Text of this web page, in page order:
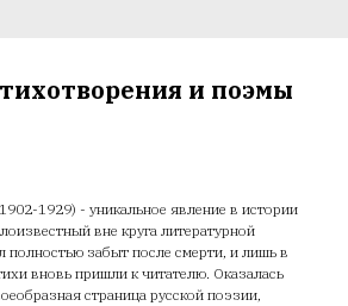
и поэмы
1929) - уникальное явление в истории
вне круга литературной
забыт после смерти, и лишь в
вновь пришли к читателю. Оказалась
страница русской поэзии,